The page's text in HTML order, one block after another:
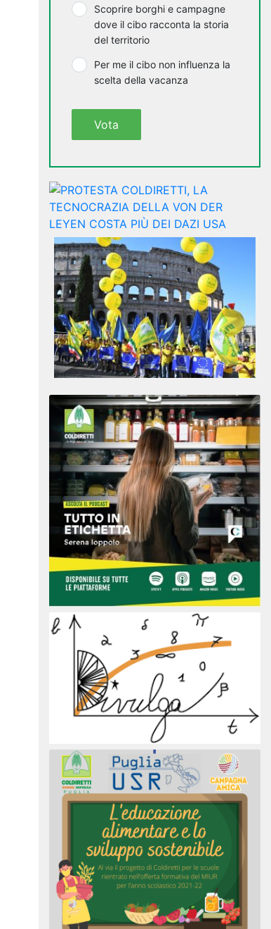
Scoprire borghi e campagne
dove il cibo racconta la storia
del territorio
Per me il cibo non influenza la
scelta della vacanza
Vota